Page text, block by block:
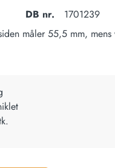
DB nr.
1701239
måler 55,5 mm, mens